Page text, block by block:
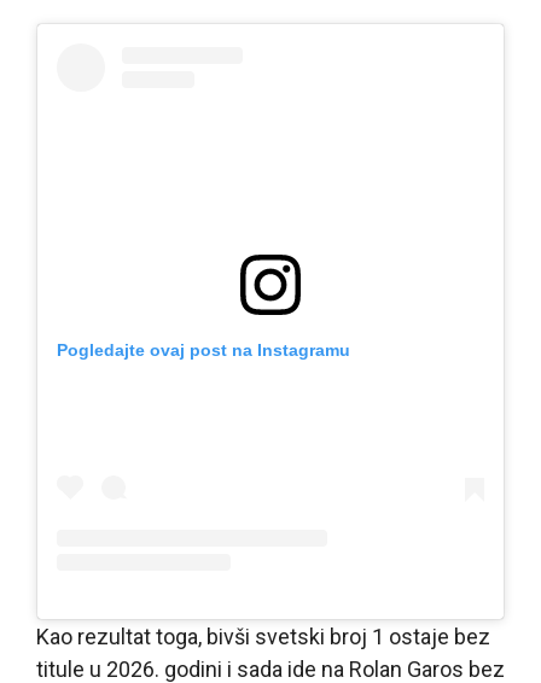
Pogledajte ovaj post na Instagramu
Kao rezultat toga, bivši svetski broj 1 ostaje bez
titule u 2026. godini i sada ide na Rolan Garos bez